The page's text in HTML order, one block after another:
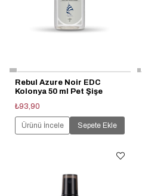
Rebul Azure Noir EDC
Kolonya 50 ml Pet Şişe
₺93,90
Ürünü İncele Sepete Ekle